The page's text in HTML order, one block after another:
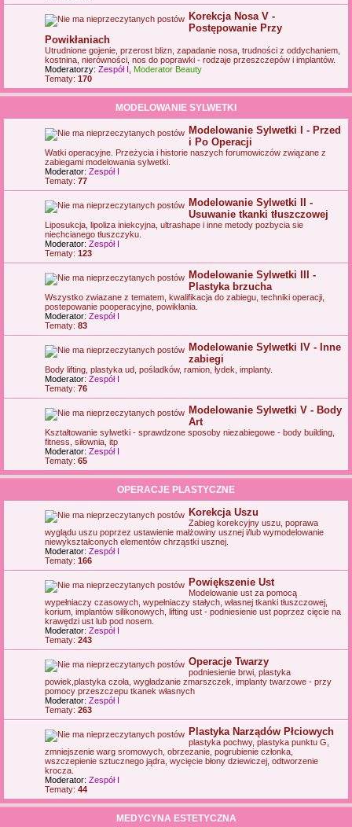
Korekcja Nosa V -
Postępowanie Przy
Powikłaniach
Utrudnione gojenie, przerost blizn, zapadanie nosa, trudności z oddychaniem,
kostnina, nierówności, nos do poprawki - rodzaje przeszczepów i implantów.
Moderatorzy: Zespół I
Moderator Beauty
Tematy: 170
MODELOWANIE SYLWETKI
Modelowanie Sylwetki I - Przed
i Po Operacji
Watki operacyjne. Przeżycia i historie naszych forumowiczów związane z
zabiegami modelowania sylwetki.
Moderator: Zespół I
Tematy: 77
Modelowanie Sylwetki II -
Usuwanie tkanki tłuszczowej
Liposukcja, lipoliza iniekcyjna, ultrashape i inne metody pozbycia sie
niechcianego tłuszczyku.
Moderator: Zespół I
Tematy: 123
Modelowanie Sylwetki III -
Plastyka brzucha
Wszystko zwiazane z tematem, kwalifikacja do zabiegu, techniki operacji,
postepowanie pooperacyjne, powikłania.
Moderator: Zespół I
Tematy: 83
Modelowanie Sylwetki IV - Inne
zabiegi
Body lifting, plastyka ud, pośladków, ramion, łydek, implanty.
Moderator: Zespół I
Tematy: 76
Modelowanie Sylwetki V - Body
Art
Kształtowanie sylwetki - sprawdzone sposoby niezabiegowe - body building,
fitness, siłownia, itp
Moderator: Zespół I
Tematy: 65
OPERACJE PLASTYCZNE
Korekcja Uszu
Zabieg korekcyjny uszu, poprawa
wyglądu uszu poprzez ustawienie małżowiny usznej i/lub wymodelowanie
niewykształconych elementów chrząstki usznej.
Moderator: Zespół I
Tematy: 166
Powiększenie Ust
Modelowanie ust za pomocą
wypełniaczy czasowych, wypełniaczy stałych, własnej tkanki tłuszczowej,
korium, implantów silikonowych, lifting ust - podniesienie ust poprzez cięcie na
krawędzi ust lub pod nosem.
Moderator: Zespół I
Tematy: 243
Operacje Twarzy
podniesienie brwi, plastyka
powiek,plastyka czoła, wygładzanie zmarszczek, implanty twarzowe - przy
pomocy przeszczepu tkanek własnych
Moderator: Zespół I
Tematy: 263
Plastyka Narządów Płciowych
plastyka pochwy, plastyka punktu G,
zmniejszenie warg sromowych, obrzezanie, pogrubienie członka,
wszczepienie sztucznego jądra, wycięcie błony dziewiczej, odtworzenie
krocza.
Moderator: Zespół I
Tematy: 44
MEDYCYNA ESTETYCZNA